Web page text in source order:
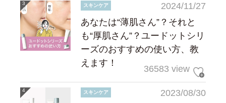
2024/11/27
スキンケア
あなたは“薄肌さん”？それと
も“厚肌さん”？ユードットシリ
ーズのおすすめの使い方、教
えます！
36583 view
2023/08/30
スキンケア